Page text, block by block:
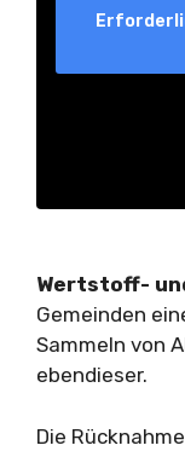
Wertstoff-
Gemeinden
Sammeln von
ebendieser.
Die